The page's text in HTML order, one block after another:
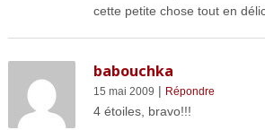
cette petite chose tout en
babouchka
15 mai 2009 | Répondre
4 étoiles, bravo!!!